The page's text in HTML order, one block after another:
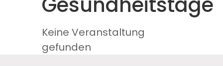
Keine Veranstaltung
gefunden